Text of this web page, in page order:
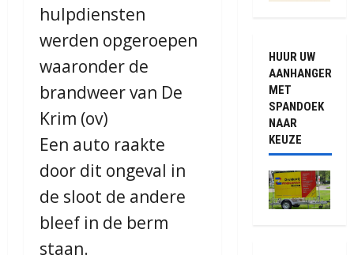
hulpdiensten
werden opgeroepen
waaronder de
brandweer van De
Krim (ov)
Een auto raakte
door dit ongeval in
de sloot de andere
bleef in de berm
staan.
HUUR UW
AANHANGER
MET
SPANDOEK
NAAR
KEUZE